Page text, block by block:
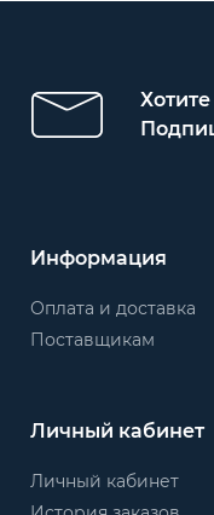
Информация
Оплата и доставка
Поставщикам
Личный кабинет
Личный кабинет